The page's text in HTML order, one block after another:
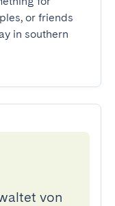
or friends
in southern
von